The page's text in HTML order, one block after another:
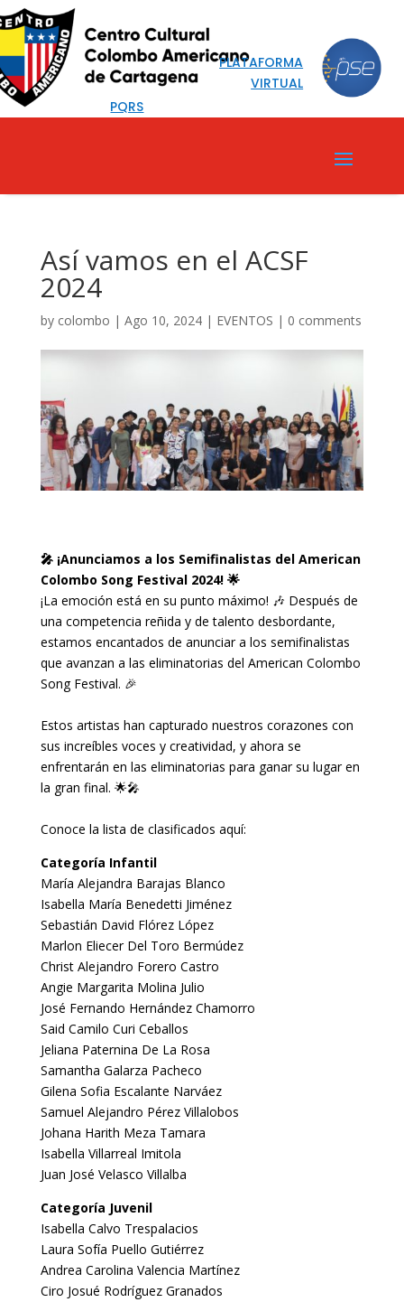
PQRS
PLATAFORMA
VIRTUAL
Así vamos en el ACSF
2024
by colombo | Ago 10, 2024| EVENTOS | 0 comments
🎤 ¡Anunciamos a los Semifinalistas del American
Colombo Song Festival 2024! 🌟
¡La emoción está en su punto máximo! 🎶 Después de
una competencia reñida y de talento desbordante,
estamos encantados de anunciar a los semifinalistas
que avanzan a las eliminatorias del American Colombo
Song Festival. 🎉
Estos artistas han capturado nuestros corazones con
sus increíbles voces y creatividad, y ahora se
enfrentarán en las eliminatorias para ganar su lugar en
la gran final. 🌟🎤
Conoce la lista de clasificados aquí:
Categoría Infantil
María Alejandra Barajas Blanco
Isabella María Benedetti Jiménez
Sebastián David Flórez López
Marlon Eliecer Del Toro Bermúdez
Christ Alejandro Forero Castro
Angie Margarita Molina Julio
José Fernando Hernández Chamorro
Said Camilo Curi Ceballos
Jeliana Paternina De La Rosa
Samantha Galarza Pacheco
Gilena Sofia Escalante Narváez
Samuel Alejandro Pérez Villalobos
Johana Harith Meza Tamara
Isabella Villarreal Imitola
Juan José Velasco Villalba
Categoría Juvenil
Isabella Calvo Trespalacios
Laura Sofía Puello Gutiérrez
Andrea Carolina Valencia Martínez
Ciro Josué Rodríguez Granados